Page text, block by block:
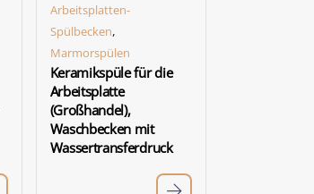
Arbeitsplatten-
Spülbecken,
Marmorspülen
Keramikspüle für die
Arbeitsplatte
(Großhandel),
Waschbecken mit
Wassertransferdruck